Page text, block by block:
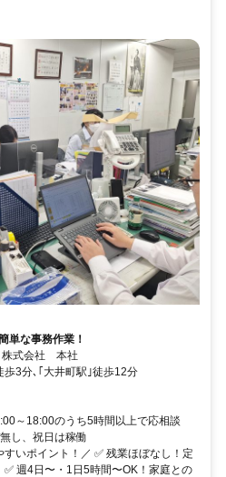
単な事務作業！
株式会社 本社
3分､｢大井町駅｣徒歩12分
～18:00のうち5時間以上で応相談
し、祝日は稼働
いポイント！／ ✅ 残業ほぼなし！定
週4日〜・1日5時間〜OK！家庭との